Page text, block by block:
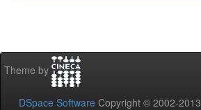
Theme by
DSpace Software Copyright © 2002-2013